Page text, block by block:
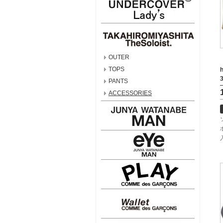
OUTER
TOPS
PANTS
ACCESSORIES